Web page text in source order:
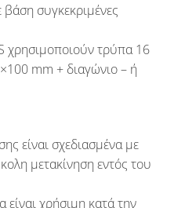
συγκεκριμένες
χρησιμοποιούν τρύπα 16
mm + διαγώνιο – ή
είναι σχεδιασμένα με
μετακίνηση εντός του
είναι χρήσιμη κατά την